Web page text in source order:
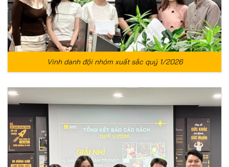
Vinh danh đội nhóm xuất sắc quý 1/2026